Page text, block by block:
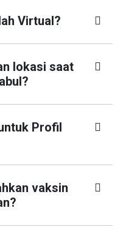
Virtual?
lokasi saat
Profil
vaksin